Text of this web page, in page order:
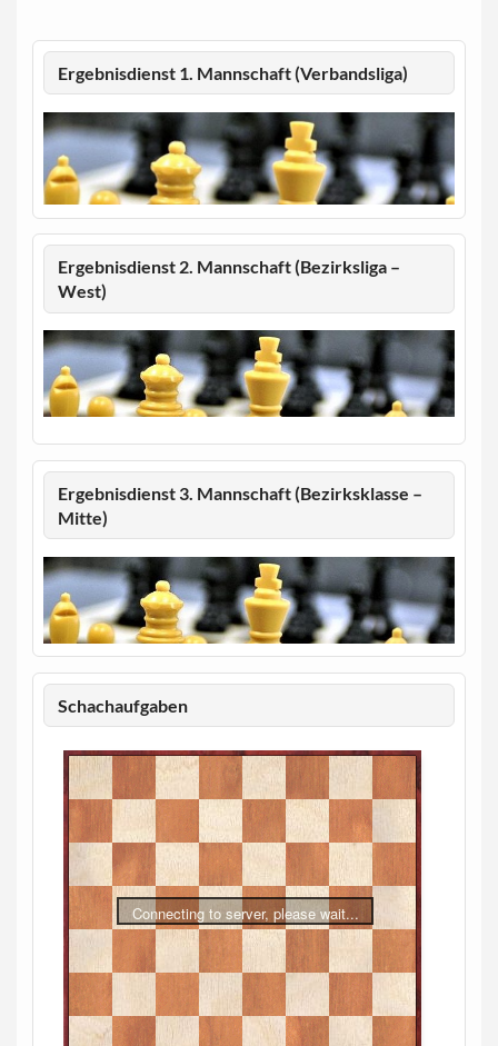
Ergebnisdienst 1. Mannschaft (Verbandsliga)
Ergebnisdienst 2. Mannschaft (Bezirksliga –
West)
Ergebnisdienst 3. Mannschaft (Bezirksklasse –
Mitte)
Schachaufgaben